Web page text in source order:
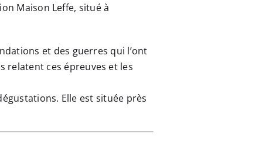
Maison Leffe, situé à
et des guerres qui l’ont
relatent ces épreuves et les
Elle est située près